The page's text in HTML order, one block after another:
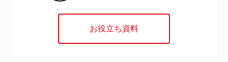
お役立ち資料